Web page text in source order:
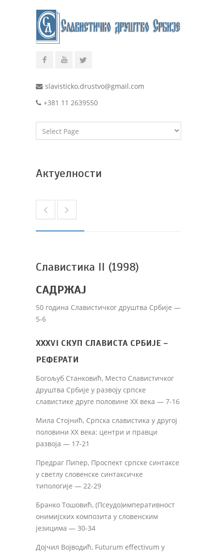
slavisticko.drustvo@gmail.com
+381 11 2639550
Актуелности
Славистика II (1998)
САДРЖАЈ
50 година Славистичког друштва Србије —
5-6
XXXVI СКУП СЛАВИСТА СРБИЈЕ –
РЕФЕРАТИ
Богољуб Станковић, Место Славистичког
друштва Србије у развоју српске
славистике друге половине XX века — 7-16
Мила Стојнић, Српска славистика у другој
половини XX века: центри и правци
развоја — 17-21
Предраг Пипер, Проспект српске синтаксе
у светлу словенске синтаксичке
типологије — 22-29
Бранко Тошовић, (Псеудо)императивност
онимијских композита у словенским
језицима — 30-34
Дојчил Војводић, Futurum effectivum у